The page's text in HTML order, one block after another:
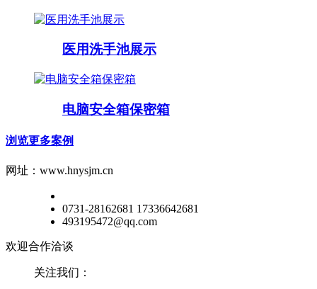
医用洗手池展示
电脑安全箱保密箱
浏览更多案例
网址：www.hnysjm.cn
0731-28162681 17336642681
493195472@qq.com
欢迎合作洽谈
关注我们：